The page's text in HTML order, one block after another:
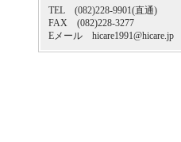
TEL (082)228-9901(直通)
FAX (082)228-3277
Eメール hicare1991@hicare.jp